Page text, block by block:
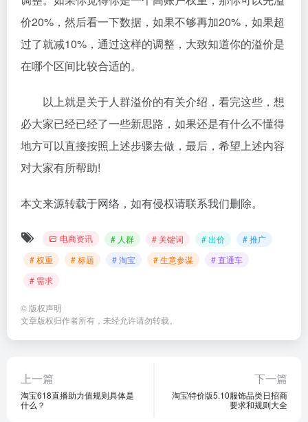
价20%，然后看一下数据，如果不够再加20%，如果超
过了就减10%，通过这样的调整，大致知道你的溢价是
在哪个区间比较合适的。
以上就是关于人群溢价的有关介绍，看完这些，想
必大家已经已经了一些新思路，如果还是有什么不懂得
地方可以直接按照上述步骤去做，最后，希望上述内容
对大家有所帮助!
本文来源转载于网络，如有侵权请联系我们删除。
电商资讯 # 人群 # 关键词 # 出价
# 推广
# 权重
# 标题 # 淘宝 # 生意参谋
# 直通车
# 需求
© 版权声明
文章版权归作者所有，未经允许请勿转载。
上一篇
淘宝618直播助力值规则具体是
什么？
下一篇
淘宝特价版5.10服饰品类日招商
要求和规则大全